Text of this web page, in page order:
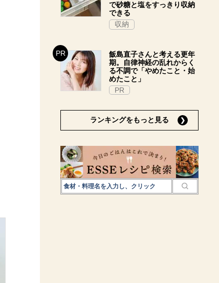
で砂糖と塩をすっきり収納
できる
収納
飯島直子さんと考える更年
期。自律神経の乱れからく
る不調で「やめたこと・始
めたこと」
PR
ランキングをもっと見る